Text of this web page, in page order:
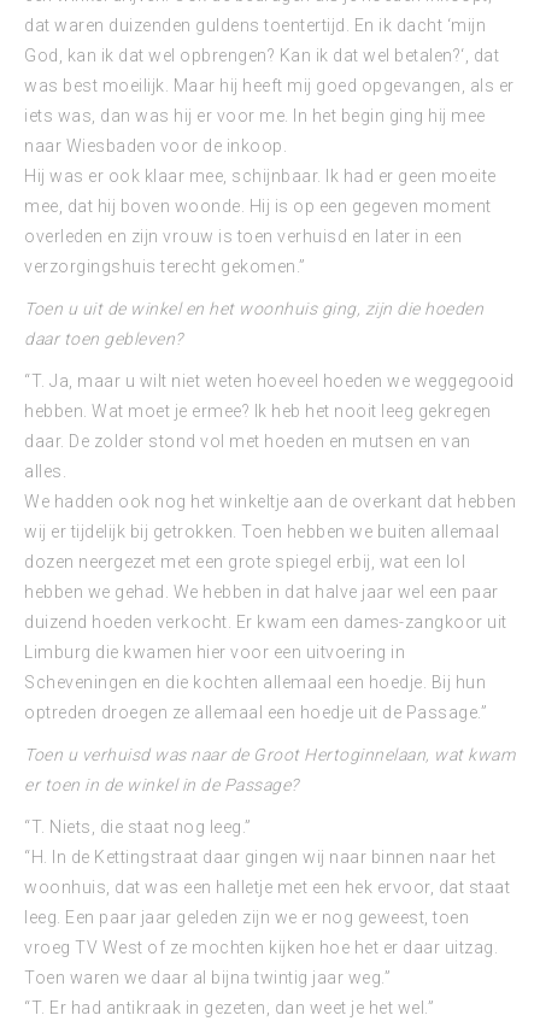
dat waren duizenden guldens toentertijd. En ik dacht ‘mijn
God, kan ik dat wel opbrengen? Kan ik dat wel betalen?‘, dat
was best moeilijk. Maar hij heeft mij goed opgevangen, als er
iets was, dan was hij er voor me. In het begin ging hij mee
naar Wiesbaden voor de inkoop.
Hij was er ook klaar mee, schijnbaar. Ik had er geen moeite
mee, dat hij boven woonde. Hij is op een gegeven moment
overleden en zijn vrouw is toen verhuisd en later in een
verzorgingshuis terecht gekomen.”
Toen u uit de winkel en het woonhuis ging, zijn die hoeden
daar toen gebleven?
“T. Ja, maar u wilt niet weten hoeveel hoeden we weggegooid
hebben. Wat moet je ermee? Ik heb het nooit leeg gekregen
daar. De zolder stond vol met hoeden en mutsen en van
alles.
We hadden ook nog het winkeltje aan de overkant dat hebben
wij er tijdelijk bij getrokken. Toen hebben we buiten allemaal
dozen neergezet met een grote spiegel erbij, wat een lol
hebben we gehad. We hebben in dat halve jaar wel een paar
duizend hoeden verkocht. Er kwam een dames-zangkoor uit
Limburg die kwamen hier voor een uitvoering in
Scheveningen en die kochten allemaal een hoedje. Bij hun
optreden droegen ze allemaal een hoedje uit de Passage.”
Toen u verhuisd was naar de Groot Hertoginnelaan, wat kwam
er toen in de winkel in de Passage?
“T. Niets, die staat nog leeg.”
“H. In de Kettingstraat daar gingen wij naar binnen naar het
woonhuis, dat was een halletje met een hek ervoor, dat staat
leeg. Een paar jaar geleden zijn we er nog geweest, toen
vroeg TV West of ze mochten kijken hoe het er daar uitzag.
Toen waren we daar al bijna twintig jaar weg.”
“T. Er had antikraak in gezeten, dan weet je het wel.”